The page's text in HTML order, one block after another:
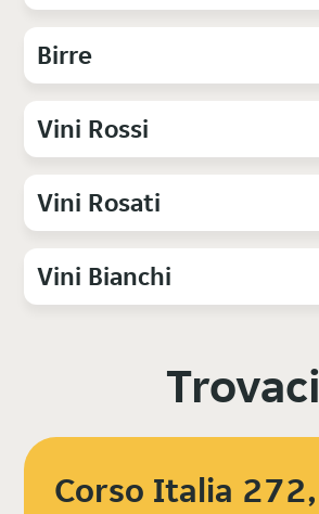
Birre
Vini Rossi
Vini Rosati
Vini Bianchi
Trovaci
Corso Italia 272,